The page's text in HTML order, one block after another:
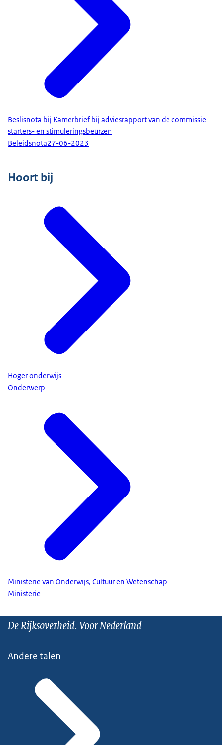
Beslisnota bij Kamerbrief bij adviesrapport van de commissie
starters- en stimuleringsbeurzen
Beleidsnota27-06-2023
Hoort bij
Hoger onderwijs
Onderwerp
Ministerie van Onderwijs, Cultuur en Wetenschap
Ministerie
De Rijksoverheid. Voor Nederland
Andere talen